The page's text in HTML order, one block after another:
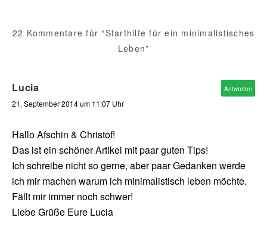
22 Kommentare für “Starthilfe für ein minimalistisches
Leben”
Lucia
21. September 2014 um 11:07 Uhr
Hallo Afschin & Christof!
Das ist ein schöner Artikel mit paar guten Tips!
Ich schreibe nicht so gerne, aber paar Gedanken werde
ich mir machen warum ich minimalistisch leben möchte.
Fällt mir immer noch schwer!
Liebe Grüße Eure Lucia
Antworten